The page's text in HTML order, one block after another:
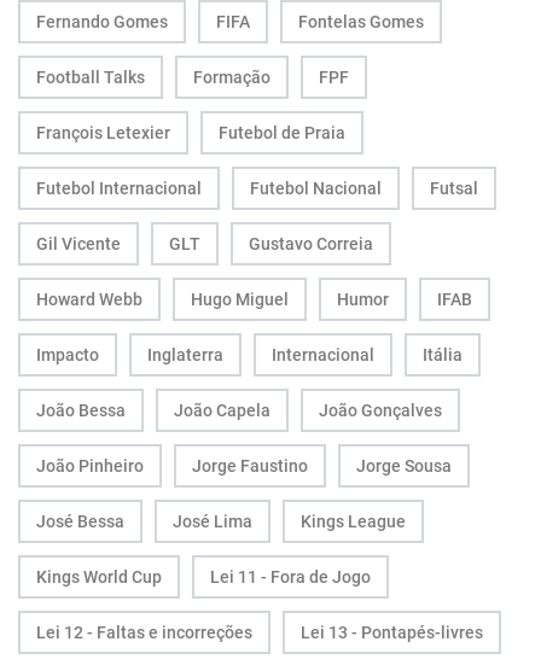
Fernando Gomes FIFA Fontelas Gomes
Football Talks Formação FPF
François Letexier Futebol de Praia
Futebol Internacional Futebol Nacional Futsal
Gil Vicente GLT Gustavo Correia
Howard Webb Hugo Miguel Humor IFAB
Impacto Inglaterra Internacional Itália
João Bessa João Capela João Gonçalves
João Pinheiro Jorge Faustino Jorge Sousa
José Bessa José Lima Kings League
Kings World Cup Lei 11 - Fora de Jogo
Lei 12 - Faltas e incorreções Lei 13 - Pontapés-livres